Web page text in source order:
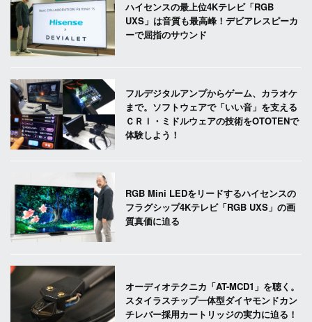
ハイセンスの最上位4Kテレビ「RGB
UXS」は音質も最高峰！デビアレスピーカ
ーで屈指のサウンド
フルデジタルアンプからゲーム、カラオケ
まで。ソフトウェアで「いい音」を支える
ＣＲＩ・ミドルウェアの技術をOTOTENで
体験しよう！
RGB Mini LEDをリードするハイセンスの
フラグシップ4Kテレビ「RGB UXS」の画
質真価に迫る
オーディオテクニカ「AT-MCD1」を聴く。
スタイラスチップ一体型ダイヤモンドカン
チレバー採用カートリッジの実力に迫る！